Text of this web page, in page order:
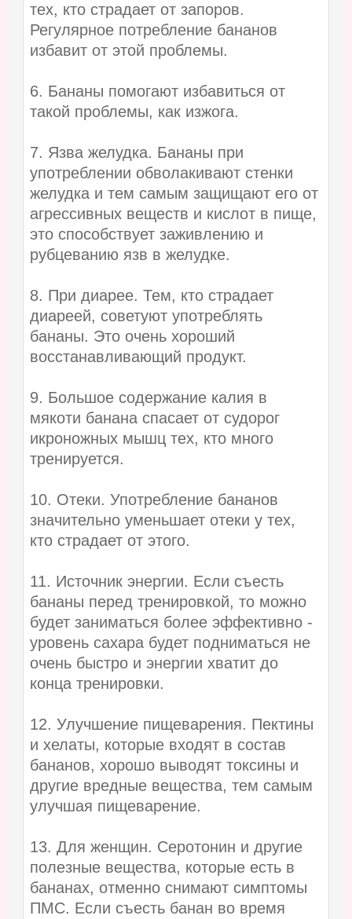
тех, кто страдает от запоров.
Регулярное потребление бананов
избавит от этой проблемы.
6. Бананы помогают избавиться от
такой проблемы, как изжога.
7. Язва желудка. Бананы при
употреблении обволакивают стенки
желудка и тем самым защищают его от
агрессивных веществ и кислот в пище,
это способствует заживлению и
рубцеванию язв в желудке.
8. При диарее. Тем, кто страдает
диареей, советуют употреблять
бананы. Это очень хороший
восстанавливающий продукт.
9. Большое содержание калия в
мякоти банана спасает от судорог
икроножных мышц тех, кто много
тренируется.
10. Отеки. Употребление бананов
значительно уменьшает отеки у тех,
кто страдает от этого.
11. Источник энергии. Если съесть
бананы перед тренировкой, то можно
будет заниматься более эффективно -
уровень сахара будет подниматься не
очень быстро и энергии хватит до
конца тренировки.
12. Улучшение пищеварения. Пектины
и хелаты, которые входят в состав
бананов, хорошо выводят токсины и
другие вредные вещества, тем самым
улучшая пищеварение.
13. Для женщин. Серотонин и другие
полезные вещества, которые есть в
бананах, отменно снимают симптомы
ПМС. Если съесть банан во время